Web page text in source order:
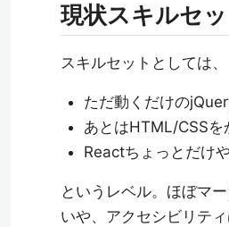
現状スキルセッ
スキルセットとしては、
ただ動くだけの
あとはHTML/CSSを
Reactちょっとだけ
というレベル。ほぼマ
いや、アクセシビリテ